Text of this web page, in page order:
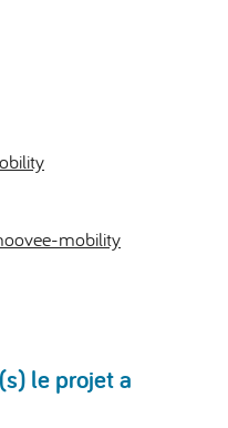
mobility
le projet a